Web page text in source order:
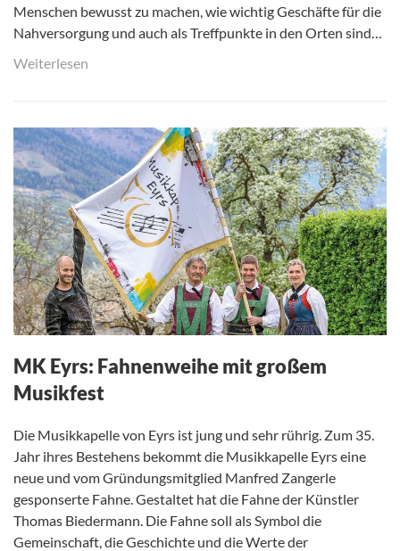
Menschen bewusst zu machen, wie wichtig Geschäfte für die
Nahversorgung und auch als Treffpunkte in den Orten sind…
Weiterlesen
MK Eyrs: Fahnenweihe mit großem
Musikfest
Die Musikkapelle von Eyrs ist jung und sehr rührig. Zum 35.
Jahr ihres Bestehens bekommt die Musikkapelle Eyrs eine
neue und vom Gründungsmitglied Manfred Zangerle
gesponserte Fahne. Gestaltet hat die Fahne der Künstler
Thomas Biedermann. Die Fahne soll als Symbol die
Gemeinschaft, die Geschichte und die Werte der